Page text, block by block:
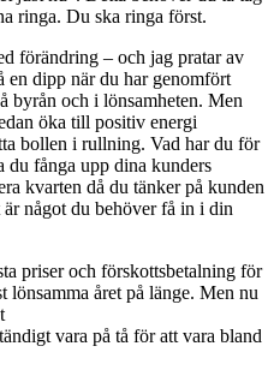
ringa. Du ska ringa först.
förändring – och jag pratar av
en dipp när du har genomfört
byrån och i lönsamheten. Men
öka till positiv energi
bollen i rullning. Vad har du för
fånga upp dina kunders
kvarten då du tänker på kunden
något du behöver få in i din
priser och förskottsbetalning för
lönsamma året på länge. Men nu
vara på tå för att vara bland